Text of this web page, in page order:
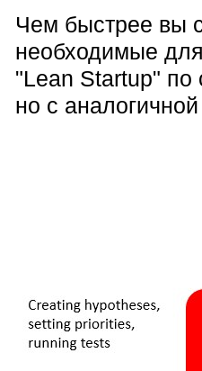
Чем быстрее вы
необходимые
"Lean Startup" по
но с